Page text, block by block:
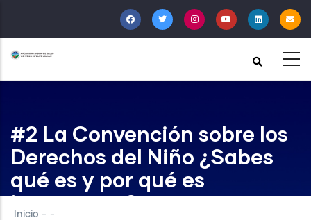
al
contenido
principal
#2 La Convención sobre los
Derechos del Niño ¿Sabes
qué es y por qué es
importante?
Inicio - -